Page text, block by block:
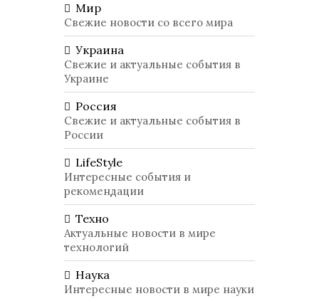
Мир
Свежие новости со всего мира
Украина
Свежие и актуальные события в
Украине
Россия
Свежие и актуальные события в
России
LifeStyle
Интересные события и
рекомендации
Техно
Актуальные новости в мире
технологий
Наука
Интересные новости в мире науки